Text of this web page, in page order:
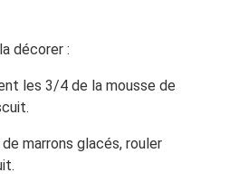
décorer :
les 3/4 de la mousse de
marrons glacés, rouler